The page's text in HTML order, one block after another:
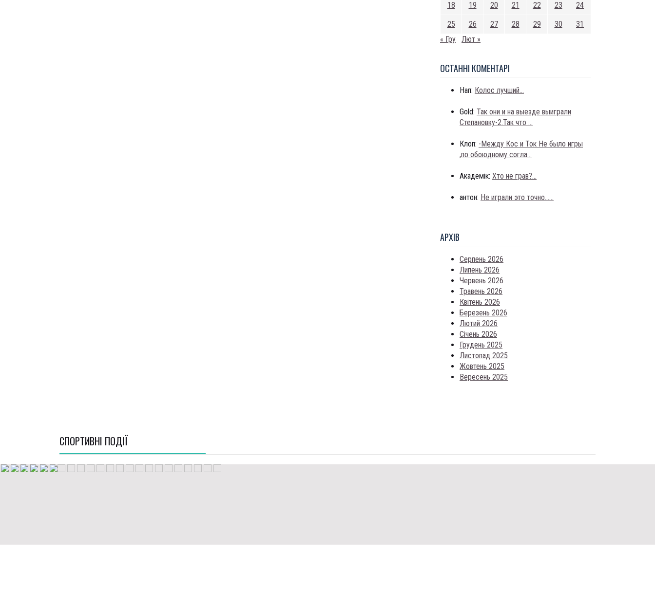
18 19 20 21 22 23 24
25 26 27 28 29 30
31
« Гру
Лют »
ОСТАННI КОМЕНТАРI
Нап: Колос лучший...
Gold: Так они и на выезде выиграли
Степановку-2.Так что ...
Клоп: -Между Кос и Ток Не было игры
,по обоюдному согла...
Академік: Хто не грав?...
антон: Не играли это точно......
АРХIВ
Серпень 2026
Липень 2026
Червень 2026
Травень 2026
Квітень 2026
Березень 2026
Лютий 2026
Січень 2026
Грудень 2025
Листопад 2025
Жовтень 2025
Вересень 2025
СПОРТИВНI ПОДІЇ